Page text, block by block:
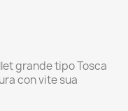
grande tipo Tosca
con vite sua